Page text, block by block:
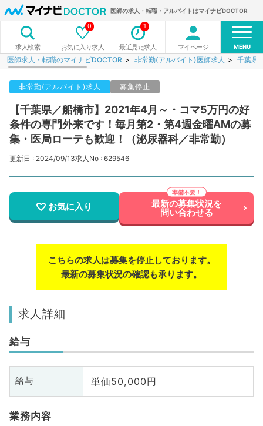
医師の求人・転職・アルバイトはマイナビDOCTOR
求人検索 お気に入り求人
0
最近見た求人
1
マイページ MENU
医師求人・転職のマイナビDOCTOR 非常勤(アルバイト)医師求人 千葉県
非常勤(アルバイト)求人 募集停止
【千葉県／船橋市】2021年4月～・コマ5万円の好
条件の専門外来です！毎月第2・第4週金曜AMの募
集・医局ローテも歓迎！（泌尿器科／非常勤）
更新日 : 2024/09/13求人No : 629546
お気に入り 最新の募集状況を
問い合わせる
こちらの求人は募集を停止しております。
最新の募集状況の確認も承ります。
求人詳細
給与
給与 単価50,000円
業務内容